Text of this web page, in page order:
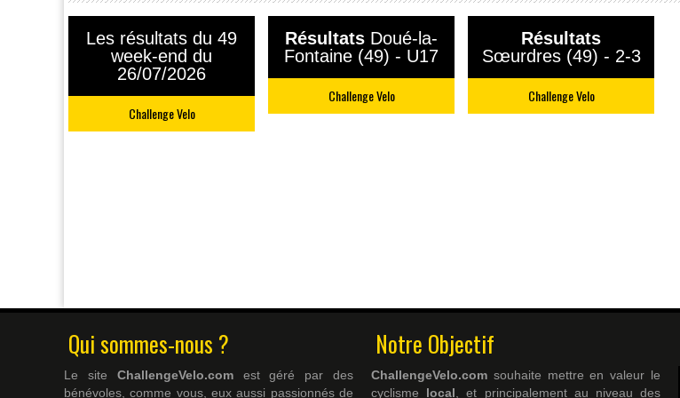
Les résultats du 49
week-end du
26/07/2026
Challenge Velo
Résultats Doué-la-
Fontaine (49) - U17
Challenge Velo
Résultats
Sœurdres (49) - 2-3
Challenge Velo
Qui sommes-nous ?
Le site ChallengeVelo.comest géré par des
bénévoles, comme vous, eux aussi passionnés de
Notre Objectif
ChallengeVelo.com souhaite mettre en valeur le
cyclisme local , et principalement au niveau des